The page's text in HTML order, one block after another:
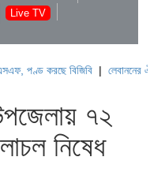
Live TV
বিজিবি|লেবাননের ঐতিহাসিক
৭২
নিষেধ